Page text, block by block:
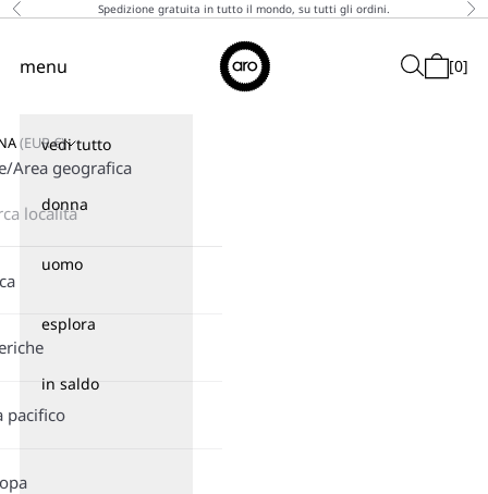
↵Skip to content
↵Skip to menu
↵Skip to footer
↵Open Accessibility Widget
Vai al contenuto
Precedente Spedizione gratuita in tutto il mondo, su tutti gli ordini.
Aro
Menù
menu Cerca
Carrello
[0]
vedi tutto
donna
uomo
esplora
in saldo
(EUR€)
Area geografica
pacifico